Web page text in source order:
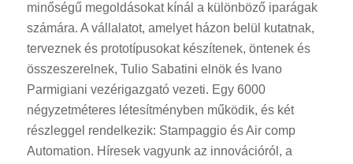
minőségű megoldásokat kínál a különböző iparágak
számára. A vállalatot, amelyet házon belül kutatnak,
terveznek és prototípusokat készítenek, öntenek és
összeszerelnek, Tulio Sabatini elnök és Ivano
Parmigiani vezérigazgató vezeti. Egy 6000
négyzetméteres létesítményben működik, és két
részleggel rendelkezik: Stampaggio és Air comp
Automation. Híresek vagyunk az innovációról, a